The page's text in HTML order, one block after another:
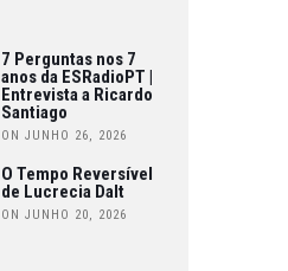
7 Perguntas nos 7
anos da ESRadioPT |
Entrevista a Ricardo
Santiago
ON JUNHO 26, 2026
O Tempo Reversível
de Lucrecia Dalt
ON JUNHO 20, 2026